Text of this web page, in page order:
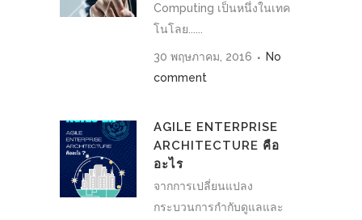
Computing เป็นหนึ่งในเทค
โนโลย......
30 พฤษภาคม, 2016
No
comment
AGILE ENTERPRISE
ARCHITECTURE คือ
อะไร
จากการเปลี่ยนแปลง
กระบวนการกำกับดูแลและ